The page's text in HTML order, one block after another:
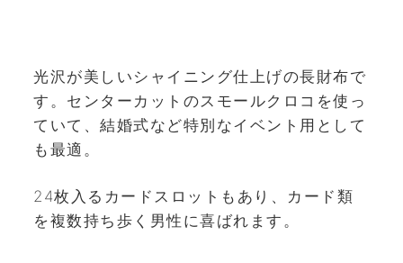
光沢が美しいシャイニング仕上げの長財布で
す。センターカットのスモールクロコを使っ
ていて、結婚式など特別なイベント用として
も最適。
24枚入るカードスロットもあり、カード類
を複数持ち歩く男性に喜ばれます。